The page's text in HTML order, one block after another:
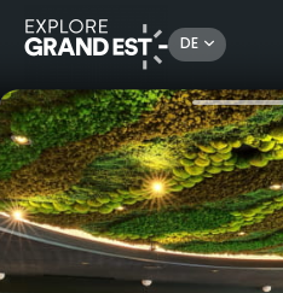
DE
Sehenswertes in der Region Grand Est